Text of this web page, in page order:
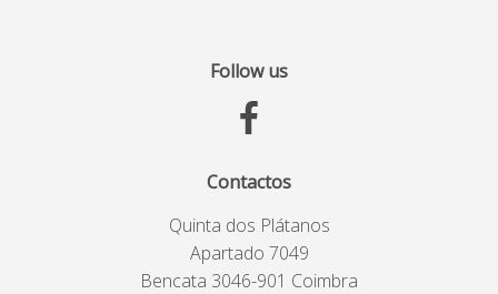
Follow us
Contactos
Quinta dos Plátanos
Apartado 7049
Bencata 3046-901 Coimbra